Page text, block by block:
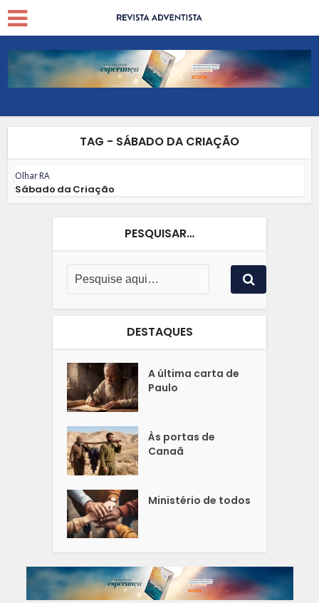
TAG - SÁBADO DA CRIAÇÃO
Olhar RA
Sábado da Criação
PESQUISAR…
DESTAQUES
A última carta de
Paulo
Às portas de
Canaã
Ministério de todos